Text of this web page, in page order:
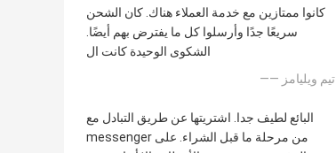
كانوا ممتازين مع خدمة العملاء هناك. كان الشحن
سريعًا جدًا وأرسلوا كل ما يفترض بهم أيضًا.
الشكوى الوحيدة كانت ال
—— تيم ويليامز
البائع لطيف جدا. اشتريتها عن طريق التبادل مع
messenger من مرحلة ما قبل الشراء. على